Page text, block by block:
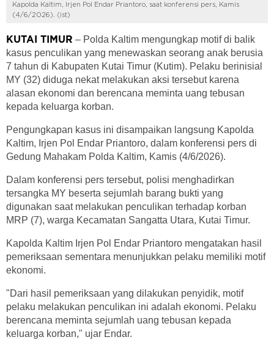
Kapolda Kaltim, Irjen Pol Endar Priantoro, saat konferensi pers, Kamis
(4/6/2026). (ist)
KUTAI TIMUR – Polda Kaltim mengungkap motif di balik
kasus penculikan yang menewaskan seorang anak berusia
7 tahun di Kabupaten Kutai Timur (Kutim). Pelaku berinisial
MY (32) diduga nekat melakukan aksi tersebut karena
alasan ekonomi dan berencana meminta uang tebusan
kepada keluarga korban.
Pengungkapan kasus ini disampaikan langsung Kapolda
Kaltim, Irjen Pol Endar Priantoro, dalam konferensi pers di
Gedung Mahakam Polda Kaltim, Kamis (4/6/2026).
Dalam konferensi pers tersebut, polisi menghadirkan
tersangka MY beserta sejumlah barang bukti yang
digunakan saat melakukan penculikan terhadap korban
MRP (7), warga Kecamatan Sangatta Utara, Kutai Timur.
Kapolda Kaltim Irjen Pol Endar Priantoro mengatakan hasil
pemeriksaan sementara menunjukkan pelaku memiliki motif
ekonomi.
"Dari hasil pemeriksaan yang dilakukan penyidik, motif
pelaku melakukan penculikan ini adalah ekonomi. Pelaku
berencana meminta sejumlah uang tebusan kepada
keluarga korban," ujar Endar.